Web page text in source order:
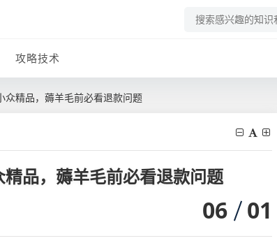
攻略技术
精品，薅羊毛前必看退款问题
品，薅羊毛前必看退款问题
06 01